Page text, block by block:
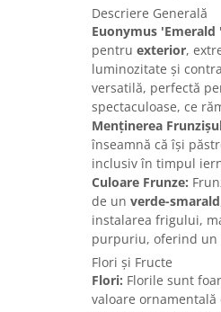
Descriere Generală
Euonymus 'Emerald
pentru exterior,
luminozitate și
versatilă, perfectă
spectaculoase, ce
Menținerea
înseamnă că își
inclusiv în timpul
Culoare Frunze:
de un verde-smarald
instalarea frigului,
purpuriu, oferind un
Flori și Fructe
Flori: Florile sunt
valoare ornamentală